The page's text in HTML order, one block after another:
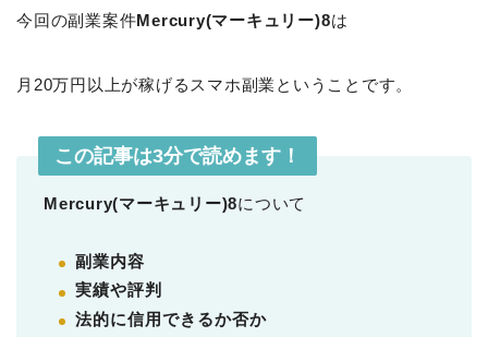
今回の副業案件Mercury(マーキュリー)8は
月20万円以上が稼げるスマホ副業ということです。
この記事は3分で読めます！
Mercury(マーキュリー)8について
副業内容
実績や評判
法的に信用できるか否か